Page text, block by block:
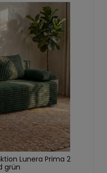
Lunera Prima 2
grün